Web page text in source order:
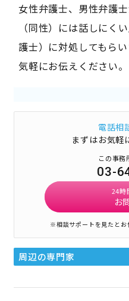
女性弁護士、男性弁護
（同性）には話しにく
護士）に対処してもら
気軽にお伝えください。
電話相
まずはお気軽
この事務
03-
24時
お
※相談サポートを見たとお
周辺の専門家